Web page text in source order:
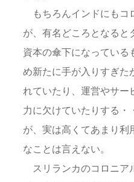
もちろんインドにもコ
が、有名どころとなると
資本の傘下になっている
め新たに手が入りすぎた
れていたり、運営やサー
力に欠けていたりする・
が、実は高くてあまり利
なことは言えない。
スリランカのコロニア